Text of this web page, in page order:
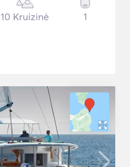
10 Kruizinė 1